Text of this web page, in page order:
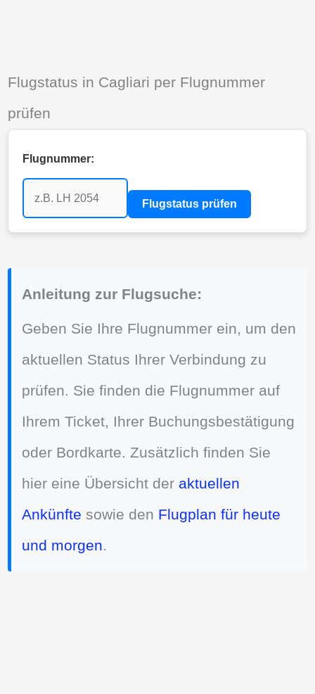
Flugstatus in Cagliari per Flugnummer
prüfen
Flugnummer:
Flugstatus prüfen
Anleitung zur Flugsuche:
Geben Sie Ihre Flugnummer ein, um den
aktuellen Status Ihrer Verbindung zu
prüfen. Sie finden die Flugnummer auf
Ihrem Ticket, Ihrer Buchungsbestätigung
oder Bordkarte. Zusätzlich finden Sie
hier eine Übersicht der aktuellen
Ankünfte sowie den Flugplan für heute
und morgen.